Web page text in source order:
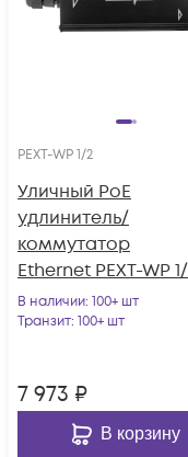
PEXT-WP 1/2
Уличный PoE
удлинитель/
коммутатор
Ethernet PEXT-WP
10/100/1000BASE-TX,
1x802.3af/at/bt,
В наличии: 100+ шт
Транзит: 100+ шт
7 973 ₽
В корзину